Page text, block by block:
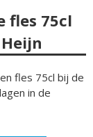
fles 75cl
fles 75cl bij de
in de